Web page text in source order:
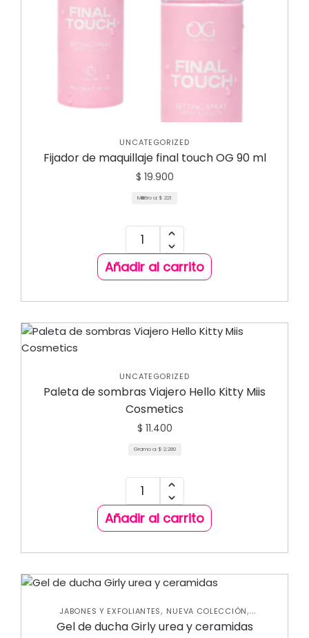
UNCATEGORIZED
Fijador de maquillaje final touch OG 90 ml
$ 19.900
Mililitro a: $ 221
Añadir al carrito
UNCATEGORIZED
Paleta de sombras Viajero Hello Kitty Miis
Cosmetics
$ 11.400
Gramo a: $ 2.280
Añadir al carrito
JABONES Y EXFOLIANTES, NUEVA COLECCIÓN,
UNCATEGORIZED
Gel de ducha Girly urea y ceramidas